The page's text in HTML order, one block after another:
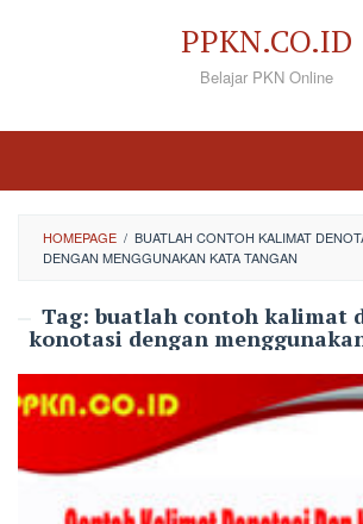
PPKN.CO.ID
Belajar PKN Online
HOMEPAGE / BUATLAH CONTOH KALIMAT
DENGAN MENGGUNAKAN KATA TANGAN
Tag:buatlah contoh kalimat
konotasi dengan